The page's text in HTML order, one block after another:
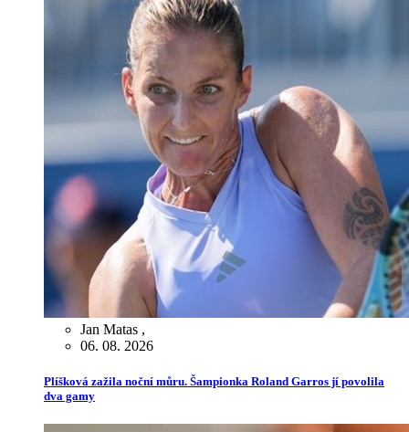
Jan Matas ,
06. 08. 2026
Plíšková zažila noční můru. Šampionka Roland Garros jí povolila
dva gamy